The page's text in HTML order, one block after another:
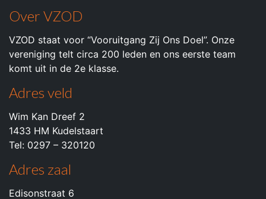
Over VZOD
VZOD staat voor “Vooruitgang Zij Ons Doel”. Onze
vereniging telt circa 200 leden en ons eerste team
komt uit in de 2e klasse.
Adres veld
Wim Kan Dreef 2
1433 HM Kudelstaart
Tel: 0297 – 320120
Adres zaal
Edisonstraat 6